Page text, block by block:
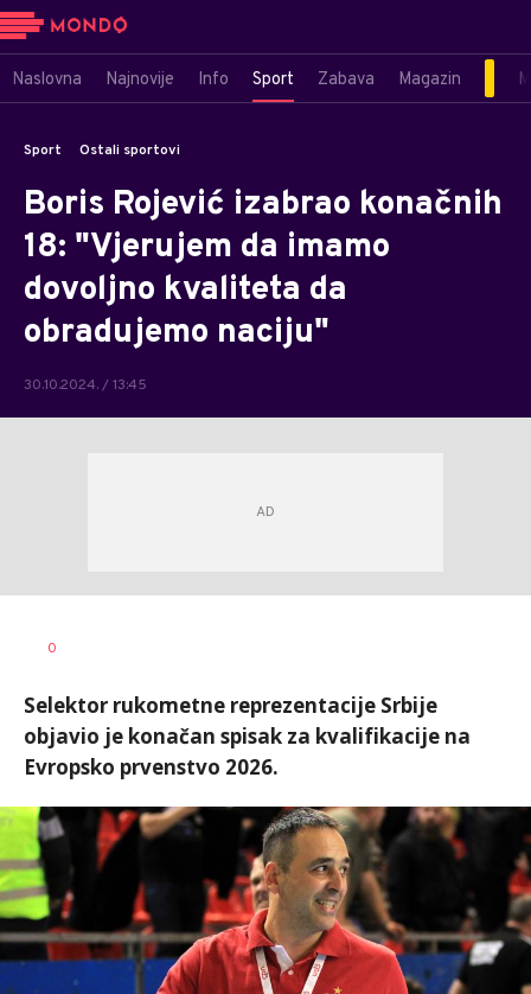
Naslovna Najnovije Info Sport Zabava Magazin
Sport Ostali sportovi
Boris Rojević izabrao konačnih
18: "Vjerujem da imamo
dovoljno kvaliteta da
obradujemo naciju"
30.10.2024. / 13:45
AUTOR
0
Selektor rukometne reprezentacije Srbije
objavio je konačan spisak za kvalifikacije na
Evropsko prvenstvo 2026.